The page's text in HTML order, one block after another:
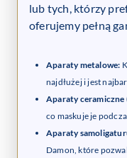
lub tych, którzy
oferujemy pełną
Aparaty metalowe:
najdłużej i jest
Aparaty ceramiczne
co maskuje je
Aparaty
Damon, które